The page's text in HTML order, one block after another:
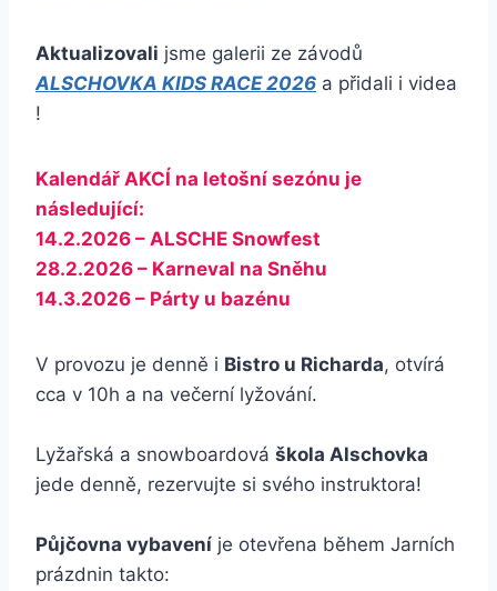
Aktualizovali jsme galerii ze závodů
ALSCHOVKA KIDS RACE 2026 a přidali i videa
!
Kalendář AKCÍ na letošní sezónu je
následující:
14.2.2026 – ALSCHE Snowfest
28.2.2026 – Karneval na Sněhu
14.3.2026 – Párty u bazénu
V provozu je denně i Bistro u Richarda, otvírá
cca v 10h a na večerní lyžování.
Lyžařská a snowboardová škola Alschovka
jede denně, rezervujte si svého instruktora!
Půjčovna vybavení je otevřena během Jarních
prázdnin takto: